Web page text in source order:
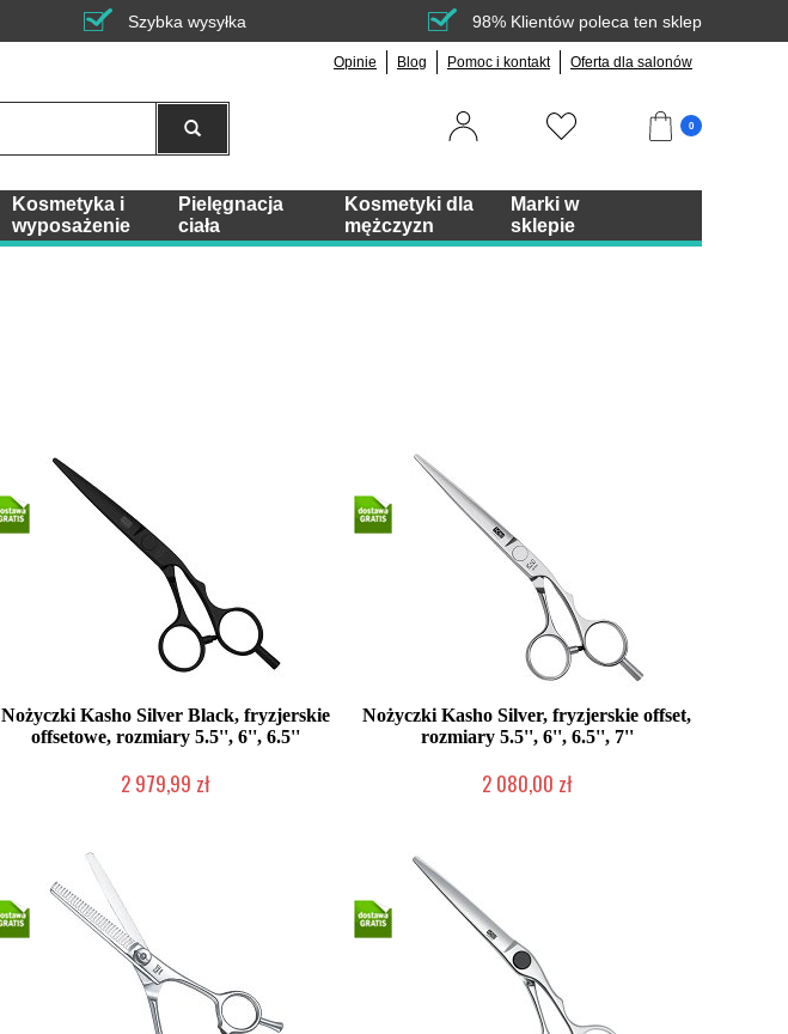
Szybka wysyłka 98% Klientów poleca ten sklep
Opinie Blog Pomoc i kontakt Oferta dla salonów
0
Kosmetyka i
wyposażenie
Pielęgnacja
ciała
Kosmetyki dla
mężczyzn
Marki w
sklepie
Nożyczki Kasho Silver Black, fryzjerskie
offsetowe, rozmiary 5.5'', 6'', 6.5''
2 979,99 zł
Nożyczki Kasho Silver, fryzjerskie offset,
rozmiary 5.5'', 6'', 6.5'', 7''
2 080,00 zł